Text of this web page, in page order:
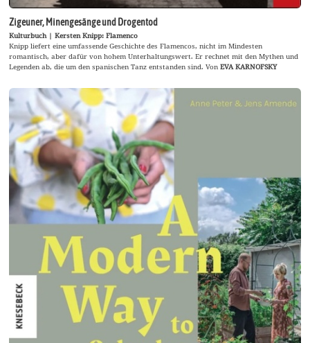
Zigeuner, Minengesänge und Drogentod
Kulturbuch | Kersten Knipp: Flamenco
Knipp liefert eine umfassende Geschichte des Flamencos, nicht im Mindesten
romantisch, aber dafür von hohem Unterhaltungswert. Er rechnet mit den Mythen und
Legenden ab, die um den spanischen Tanz entstanden sind. VonEVA KARNOFSKY